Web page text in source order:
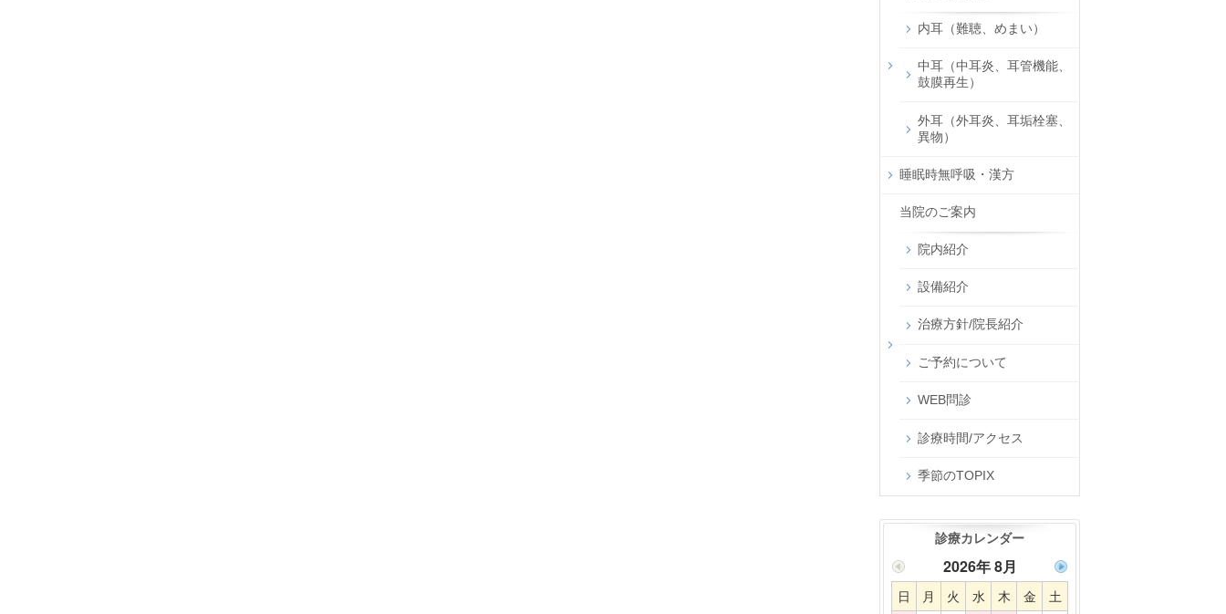
内耳（難聴、めまい）
中耳（中耳炎、耳管機能、
鼓膜再生）
外耳（外耳炎、耳垢栓塞、
異物）
睡眠時無呼吸・漢方
当院のご案内
院内紹介
設備紹介
治療方針/院長紹介
ご予約について
WEB問診
診療時間/アクセス
季節のTOPIX
診療カレンダー
2026年 8月
日 月 火 水 木 金
土